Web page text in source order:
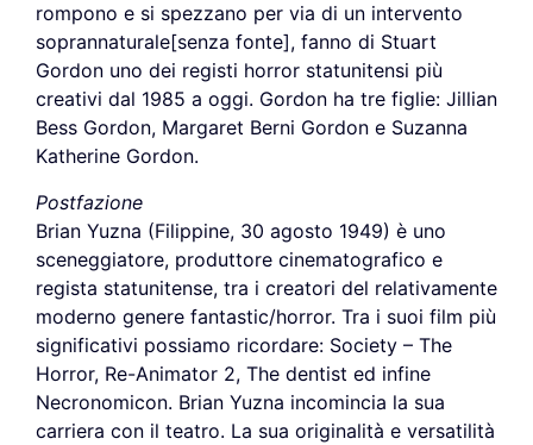
rompono e si spezzano per via di un intervento
soprannaturale[senza fonte], fanno di Stuart
Gordon uno dei registi horror statunitensi più
creativi dal 1985 a oggi. Gordon ha tre figlie: Jillian
Bess Gordon, Margaret Berni Gordon e Suzanna
Katherine Gordon.
Postfazione
Brian Yuzna (Filippine, 30 agosto 1949) è uno
sceneggiatore, produttore cinematografico e
regista statunitense, tra i creatori del relativamente
moderno genere fantastic/horror. Tra i suoi film più
significativi possiamo ricordare: Society – The
Horror, Re-Animator 2, The dentist ed infine
Necronomicon. Brian Yuzna incomincia la sua
carriera con il teatro. La sua originalità e versatilità